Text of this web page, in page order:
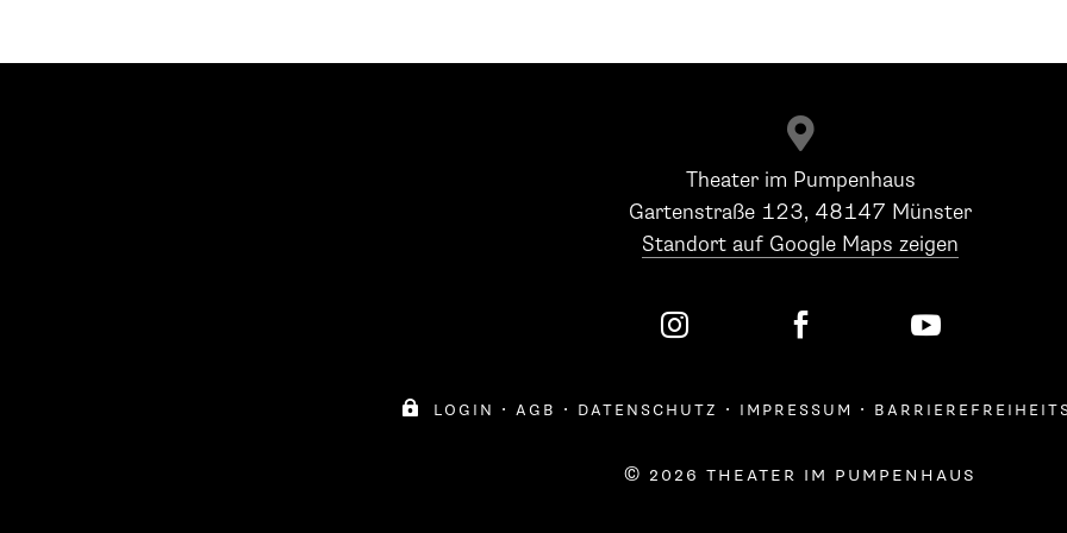

Theater im Pumpenhaus
Gartenstraße 123, 48147 Münster
Standort auf Google Maps zeigen
  
 login · agb · datenschutz · impressum ·
© 2026 theater im pumpenhaus